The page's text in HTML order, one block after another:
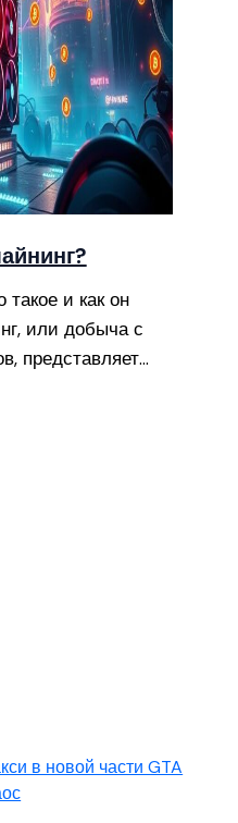
такое и как он
или добыча с
представляет…
в новой части GTA